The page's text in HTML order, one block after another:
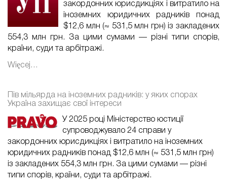
закордонних юрисдикціях і витратило на
іноземних юридичних радників понад
$12,6 млн (≈ 531,5 млн грн) із закладених
554,3 млн грн. За цими сумами — різні типи спорів,
країни, суди та арбітражі.
Więcej…
Пів мільярда на іноземних радників: у яких спорах
Україна захищає свої інтереси
У 2025 році Міністерство юстиції
супроводжувало 24 справи у
закордонних юрисдикціях і витратило на іноземних
юридичних радників понад $12,6 млн (≈ 531,5 млн грн)
із закладених 554,3 млн грн. За цими сумами — різні
типи спорів, країни, суди та арбітражі.